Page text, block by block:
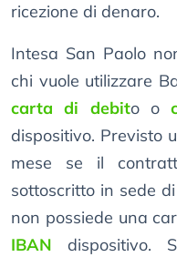
ricezione di denaro.
Intesa San Paolo
chi vuole utilizzare
carta di debito o
dispositivo. Previsto
mese se il
sottoscritto in sede
non possiede una
IBAN dispositivo.